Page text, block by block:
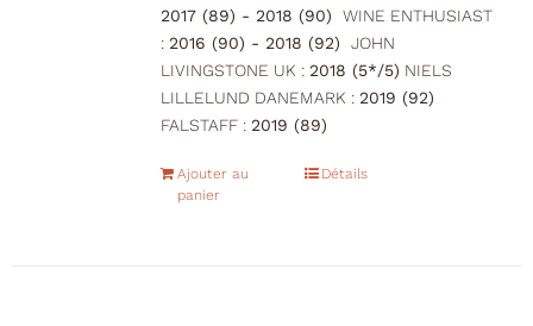
2017 (89) - 2018 (90)
WINE ENTHUSIAST
: 2016 (90) - 2018 (92)
JOHN
LIVINGSTONE UK : 2018 (5*/5) NIELS
LILLELUND DANEMARK : 2019 (92)
FALSTAFF : 2019 (89)
Ajouter au
panier
Détails